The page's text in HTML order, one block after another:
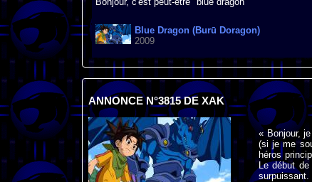
Blue Dragon (Burū Doragon)
2009
ANNONCE N°3815 DE XAK
« Bonjour,
(si je me
héros
Le début
surpuissant.